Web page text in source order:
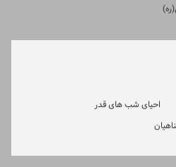
احیای شب های قدر